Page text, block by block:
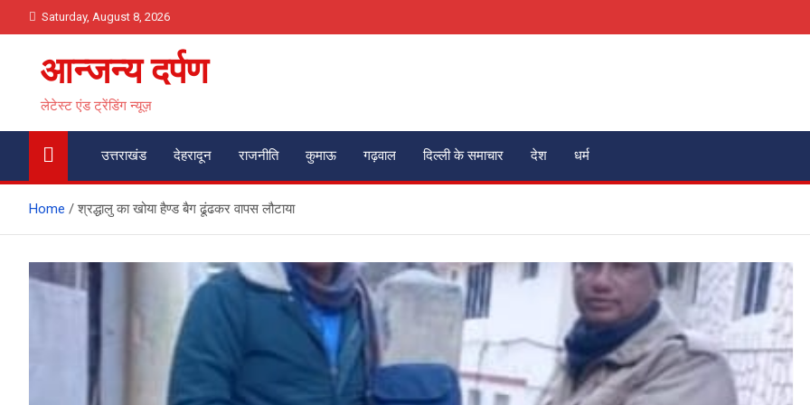
to
Saturday, August 8, 2026
आन्जन्य दर्पण
लेटेस्ट एंड ट्रेंडिंग न्यूज़
उत्तराखंड देहरादून राजनीति कुमाऊ गढ़वाल दिल्ली के समाचार देश धर्म
Home श्रद्धालु का खोया हैण्ड बैग ढूंढकर वापस लौटाया